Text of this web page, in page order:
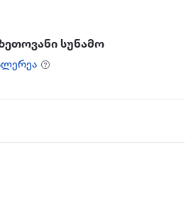
BLANCHE ზეთოვანი სუნამო